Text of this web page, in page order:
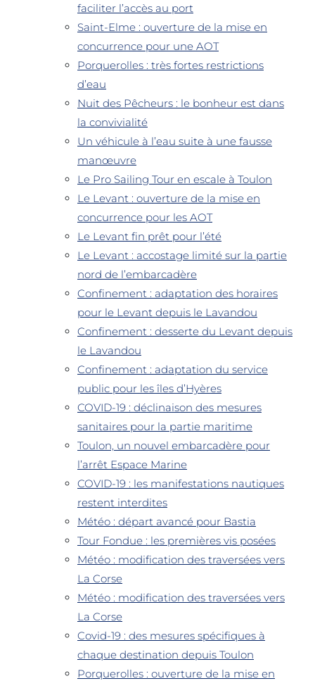
faciliter l’accès au port
Saint-Elme : ouverture de la mise en
concurrence pour une AOT
Porquerolles : très fortes restrictions
d’eau
Nuit des Pêcheurs : le bonheur est dans
la convivialité
Un véhicule à l’eau suite à une fausse
manœuvre
Le Pro Sailing Tour en escale à Toulon
Le Levant : ouverture de la mise en
concurrence pour les AOT
Le Levant fin prêt pour l’été
Le Levant : accostage limité sur la partie
nord de l’embarcadère
Confinement : adaptation des horaires
pour le Levant depuis le Lavandou
Confinement : desserte du Levant depuis
le Lavandou
Confinement : adaptation du service
public pour les îles d’Hyères
COVID-19 : déclinaison des mesures
sanitaires pour la partie maritime
Toulon, un nouvel embarcadère pour
l’arrêt Espace Marine
COVID-19 : les manifestations nautiques
restent interdites
Météo : départ avancé pour Bastia
Tour Fondue : les premières vis posées
Météo : modification des traversées vers
La Corse
Météo : modification des traversées vers
La Corse
Covid-19 : des mesures spécifiques à
chaque destination depuis Toulon
Porquerolles : ouverture de la mise en